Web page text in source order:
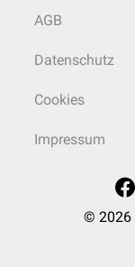
AGB
Datenschutz
Cookies
Impressum
© 2026